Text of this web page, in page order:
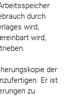
durch
wird,
wird,
der
Er ist
zu